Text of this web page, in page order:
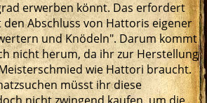
erwerben könnt. Das erfordert
Abschluss von Hattoris eigener
und Knödeln". Darum kommt
nicht herum, da ihr zur Herstellung
wie Hattori braucht.
müsst ihr diese
nicht zwingend kaufen, um die